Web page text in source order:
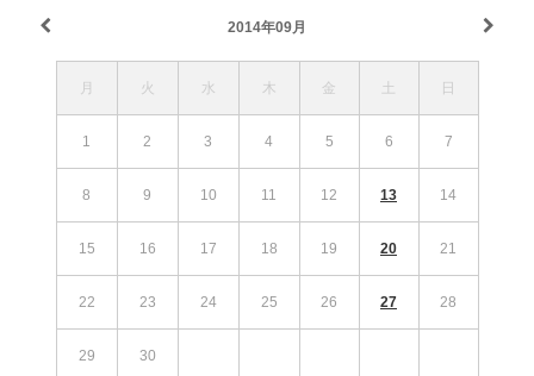
2014年09月
月 火 水 木 金 土 日
1 2 3 4 5 6 7
8 9 10 11 12 13 14
15 16 17 18 19 20 21
22 23 24 25 26 27 28
29 30